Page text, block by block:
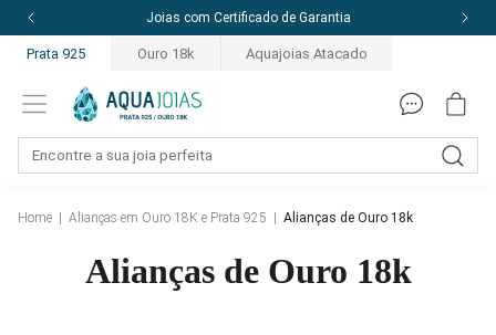
Joias com Certificado de Garantia
Prata 925 Ouro 18k Aquajoias Atacado
Home Alianças em Ouro 18K e Prata 925 Alianças de Ouro 18k
Alianças de Ouro 18k